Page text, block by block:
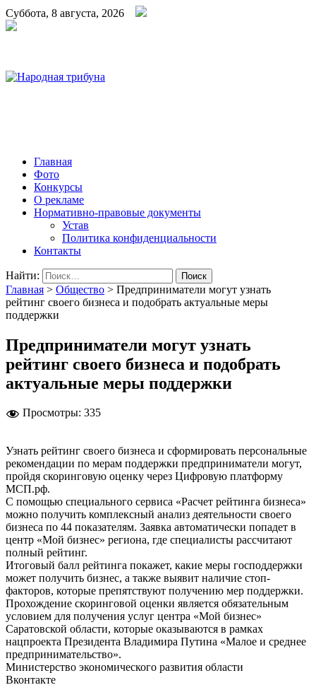
Суббота, 8 августа, 2026
Главная
Фото
Конкурсы
О рекламе
Нормативно-правовые документы
Устав
Политика конфиденциальности
Контакты
Найти:
Главная > Общество > Предприниматели могут узнать
рейтинг своего бизнеса и подобрать актуальные меры
поддержки
Предприниматели могут узнать
рейтинг своего бизнеса и подобрать
актуальные меры поддержки
Просмотры: 335
Узнать рейтинг своего бизнеса и сформировать персональные
рекомендации по мерам поддержки предприниматели могут,
пройдя скоринговую оценку через Цифровую платформу
МСП.рф.
С помощью специального сервиса «Расчет рейтинга бизнеса»
можно получить комплексный анализ деятельности своего
бизнеса по 44 показателям. Заявка автоматически попадет в
центр «Мой бизнес» региона, где специалисты рассчитают
полный рейтинг.
Итоговый балл рейтинга покажет, какие меры господдержки
может получить бизнес, а также выявит наличие стоп-
факторов, которые препятствуют получению мер поддержки.
Прохождение скоринговой оценки является обязательным
условием для получения услуг центра «Мой бизнес»
Саратовской области, которые оказываются в рамках
нацпроекта Президента Владимира Путина «Малое и среднее
предпринимательство».
Министерство экономического развития области
Вконтакте